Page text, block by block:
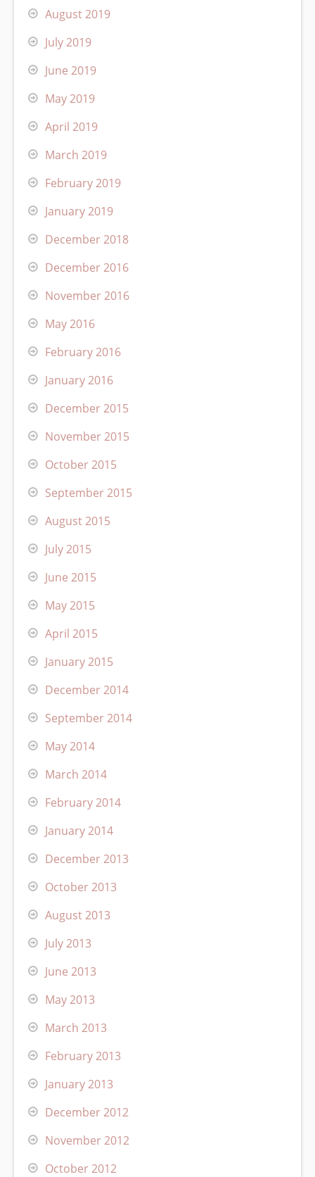
August 2019
July 2019
June 2019
May 2019
April 2019
March 2019
February 2019
January 2019
December 2018
December 2016
November 2016
May 2016
February 2016
January 2016
December 2015
November 2015
October 2015
September 2015
August 2015
July 2015
June 2015
May 2015
April 2015
January 2015
December 2014
September 2014
May 2014
March 2014
February 2014
January 2014
December 2013
October 2013
August 2013
July 2013
June 2013
May 2013
March 2013
February 2013
January 2013
December 2012
November 2012
October 2012